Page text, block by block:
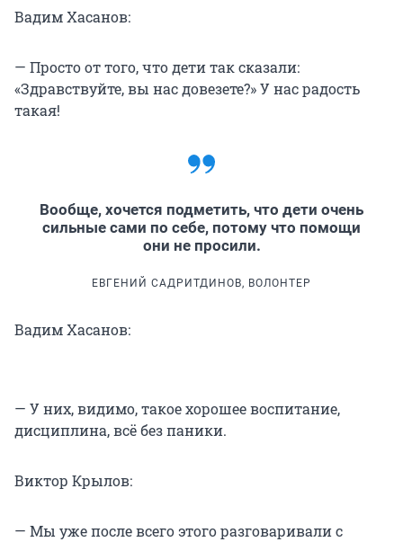
Вадим Хасанов:
— Просто от того, что дети так сказали:
«Здравствуйте, вы нас довезете?» У нас радость
такая!
Вообще, хочется подметить, что дети очень
сильные сами по себе, потому что помощи
они не просили.
ЕВГЕНИЙ САДРИТДИНОВ, ВОЛОНТЕР
Вадим Хасанов:
— У них, видимо, такое хорошее воспитание,
дисциплина, всё без паники.
Виктор Крылов:
— Мы уже после всего этого разговаривали с